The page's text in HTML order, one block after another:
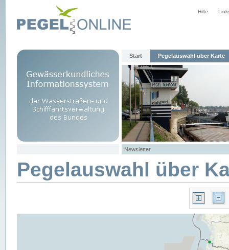
Hilfe
Start Pegelauswahl über Karte
Newsletter
Pegelauswahl über